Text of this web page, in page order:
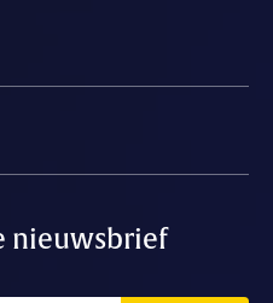
nieuwsbrief